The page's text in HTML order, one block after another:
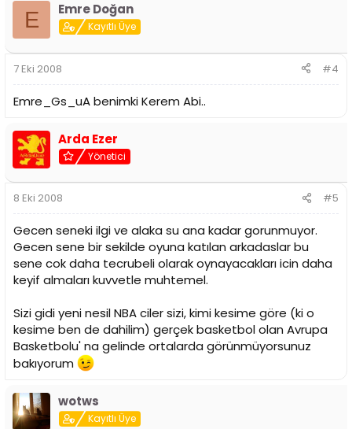
E Emre Doğan
Kayıtlı Üye
7 Eki 2008 #4
Emre_Gs_uA benimki Kerem Abi..
Arda Ezer
Yönetici
8 Eki 2008 #5
Gecen seneki ilgi ve alaka su ana kadar gorunmuyor.
Gecen sene bir sekilde oyuna katılan arkadaslar bu
sene cok daha tecrubeli olarak oynayacakları icin daha
keyif almaları kuvvetle muhtemel.
Sizi gidi yeni nesil NBA ciler sizi, kimi kesime göre (ki o
kesime ben de dahilim) gerçek basketbol olan Avrupa
Basketbolu' na gelinde ortalarda görünmüyorsunuz
bakıyorum
wotws
Kayıtlı Üye